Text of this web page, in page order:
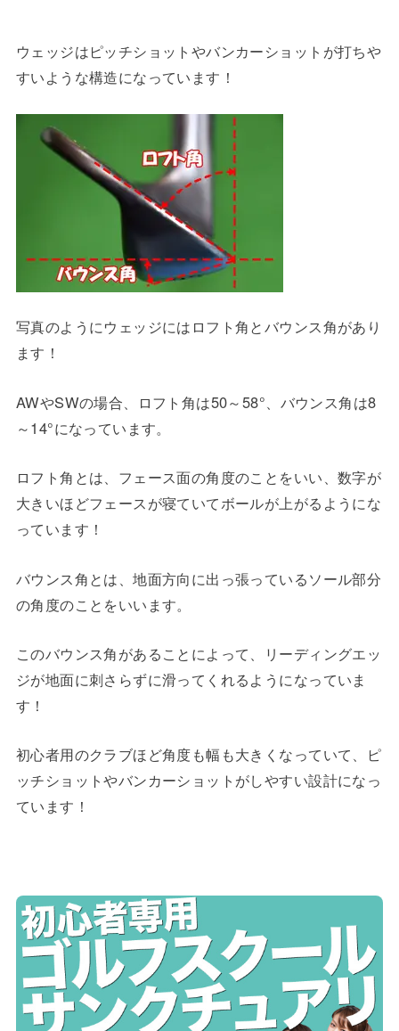
ウェッジはピッチショットやバンカーショットが打ちや
すいような構造になっています！
写真のようにウェッジにはロフト角とバウンス角があり
ます！
AWやSWの場合、ロフト角は50～58°、バウンス角は8
～14°になっています。
ロフト角とは、フェース面の角度のことをいい、数字が
大きいほどフェースが寝ていてボールが上がるようにな
っています！
バウンス角とは、地面方向に出っ張っているソール部分
の角度のことをいいます。
このバウンス角があることによって、リーディングエッ
ジが地面に刺さらずに滑ってくれるようになっていま
す！
初心者用のクラブほど角度も幅も大きくなっていて、ピ
ッチショットやバンカーショットがしやすい設計になっ
ています！